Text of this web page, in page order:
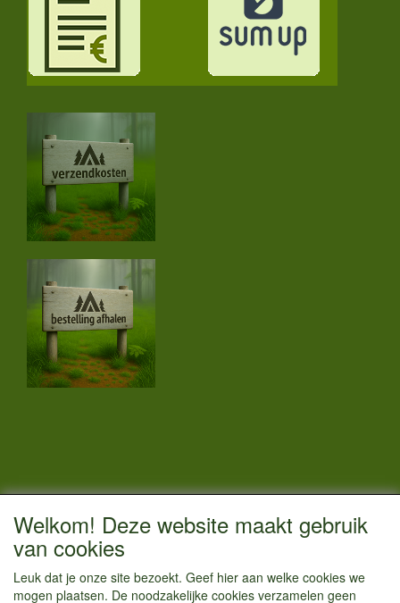
CONTACTGEGEVENS
Vestigingsadres:
Einsteinstraat 52
Welkom! Deze website maakt gebruik
van cookies
Leuk dat je onze site bezoekt. Geef hier aan welke cookies we
mogen plaatsen. De noodzakelijke cookies verzamelen geen